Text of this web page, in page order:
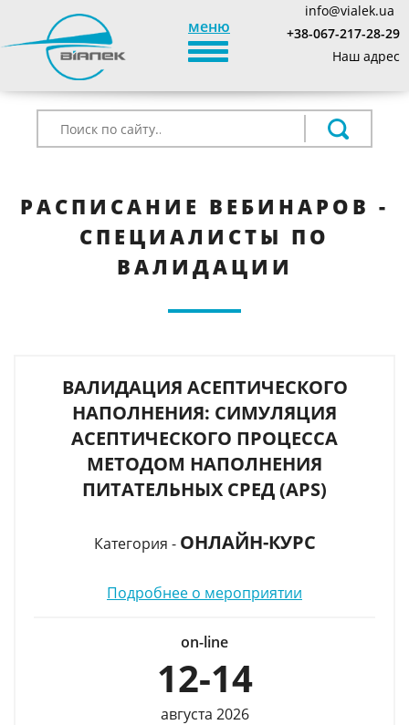
меню
TOGGLE_NAVIGATION
info@vialek.ua
+38-067-217-28-29
Наш адрес
РАСПИСАНИЕ ВЕБИНАРОВ -
СПЕЦИАЛИСТЫ ПО
ВАЛИДАЦИИ
ВАЛИДАЦИЯ АСЕПТИЧЕСКОГО
НАПОЛНЕНИЯ: СИМУЛЯЦИЯ
АСЕПТИЧЕСКОГО ПРОЦЕССА
МЕТОДОМ НАПОЛНЕНИЯ
ПИТАТЕЛЬНЫХ СРЕД (APS)
Категория - ОНЛАЙН-КУРС
Подробнее о мероприятии
on-line
12-14
августа 2026